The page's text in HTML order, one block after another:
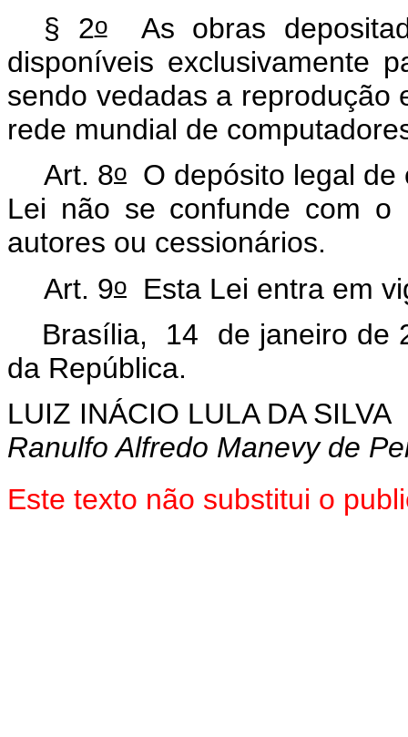
§ 2oAs obras
disponíveis exclusivamente
sendo vedadas a reprodução
rede mundial de
Art. 8o O depósito legal
Lei não se confunde com o
autores ou cessionários.
Art. 9o Esta Lei entra em
Brasília, 14 de janeiro de
da República.
LUIZ INÁCIO LULA DA SILVA
Ranulfo Alfredo Manevy de
Este texto não substitui o